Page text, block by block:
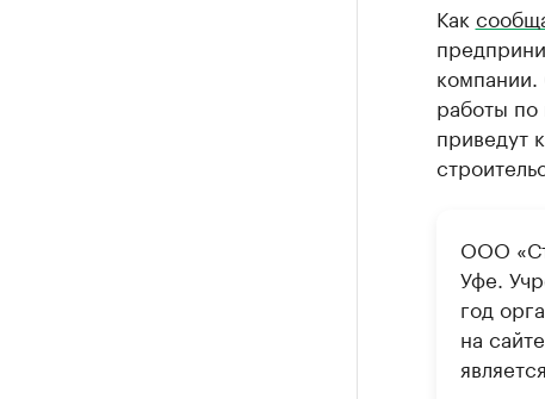
Как
компании.
работы по
приведут
ООО
Уфе.
год
на